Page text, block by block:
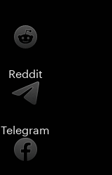
Reddit
Telegram